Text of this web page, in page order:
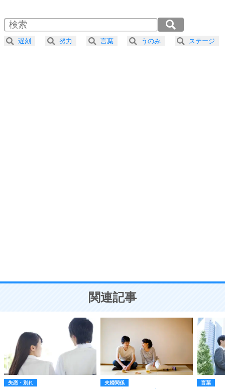
4 器の大きい人は、怒りを優しさで表現する。
プラス思考
ことが大切。
2.0倍速 （380KB 1分37秒）
2.5倍速 （304KB 1分17秒）
3.0倍速 （253KB 1分4秒）
遅刻 努力 言葉 うのみ ステージ
関連記事
失恋・別れ 夫婦関係 言葉